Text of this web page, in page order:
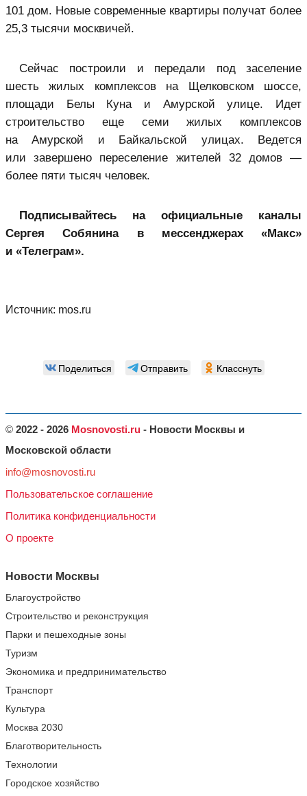
101 дом. Новые современные квартиры получат более
25,3 тысячи москвичей.
Сейчас построили и передали под заселение
шесть жилых комплексов на Щелковском шоссе,
площади Белы Куна и Амурской улице. Идет
строительство еще семи жилых комплексов
на Амурской и Байкальской улицах. Ведется
или завершено переселение жителей 32 домов —
более пяти тысяч человек.
Подписывайтесь на официальные каналы
Сергея Собянина в мессенджерах «Макс»
и «Телеграм».
Источник: mos.ru
Поделиться Отправить Класснуть
© 2022 - 2026 Mosnovosti.ru - Новости Москвы и
Московской области
info@mosnovosti.ru
Пользовательское соглашение
Политика конфиденциальности
О проекте
Новости Москвы
Благоустройство
Строительство и реконструкция
Парки и пешеходные зоны
Туризм
Экономика и предпринимательство
Транспорт
Культура
Москва 2030
Благотворительность
Технологии
Городское хозяйство